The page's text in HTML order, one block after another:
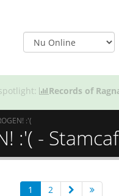
Voor welk team
:'(
:'( -
1 2